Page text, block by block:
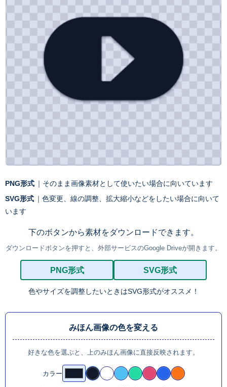
PNG形式 ｜そのまま画像素材として使いたい場合に向いています
SVG形式 ｜色変更、線の調整、拡大縮小などをしたい場合に向いて
います
下のボタンから素材をダウンロードできます。
ダウンロードボタンを押すと、外部サービスのGoogle Driveが開きます。
PNG形式 SVG形式
色やサイズを調整したいときはSVG形式がオススメ！
みほん画像の色を変える
好きな色を選ぶと、上のみほん画像に直接反映されます。
カラー